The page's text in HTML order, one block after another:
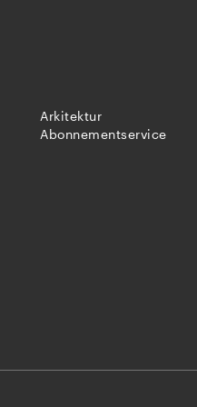
Arkitektur
Abonnementservice